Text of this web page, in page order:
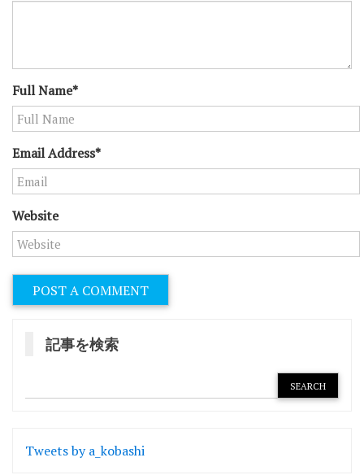
Full Name*
Email Address*
Website
記事を検索
Tweets by a_kobashi